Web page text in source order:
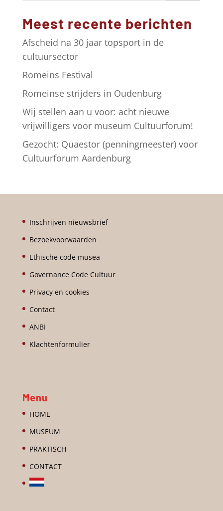
t
i
v
e
Meest recente berichten
Afscheid na 30 jaar topsport in de
cultuursector
Romeins Festival
Romeinse strijders in Oudenburg
Wij stellen aan u voor: acht nieuwe
vrijwilligers voor museum Cultuurforum!
Gezocht: Quaestor (penningmeester) voor
Cultuurforum Aardenburg
Inschrijven nieuwsbrief
Bezoekvoorwaarden
Ethische code musea
Governance Code Cultuur
Privacy en cookies
Contact
ANBI
Klachtenformulier
Menu
HOME
MUSEUM
PRAKTISCH
CONTACT